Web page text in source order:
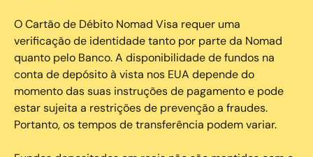
O Cartão de Débito Nomad Visa requer uma
verificação de identidade tanto por parte da Nomad
quanto pelo Banco. A disponibilidade de fundos na
conta de depósito à vista nos EUA depende do
momento das suas instruções de pagamento e pode
estar sujeita a restrições de prevenção a fraudes.
Portanto, os tempos de transferência podem variar.